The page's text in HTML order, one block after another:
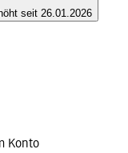
seit 26.01.2026
Konto